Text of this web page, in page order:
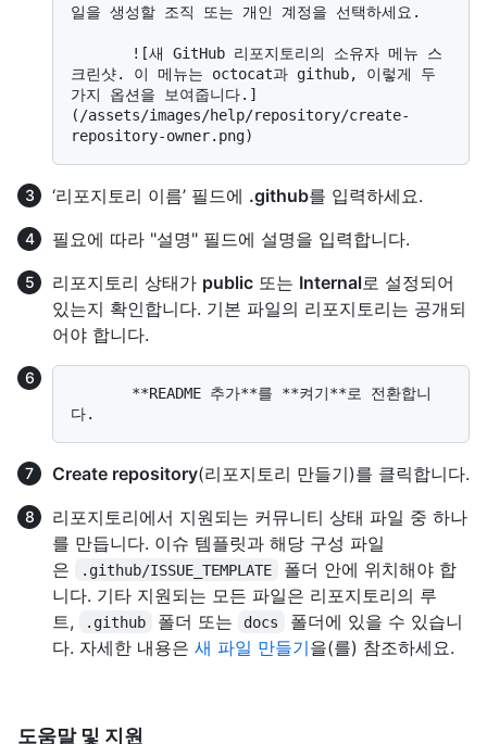
일을 생성할 조직 또는 개인 계정을 선택하세요.
크린샷. 이 메뉴는 octocat과 github, 이렇게 두
가지 옵션을 보여줍니다.]
(/assets/images/help/repository/create-
‘리포지토리 이름’ 필드에 .github를 입력하세요.
필요에 따라 "설명" 필드에 설명을 입력합니다.
리포지토리 상태가 public 또는 Internal로 설정되어
있는지 확인합니다. 기본 파일의 리포지토리는 공개되
어야 합니다.
Create repository(리포지토리 만들기)를 클릭합니다.
리포지토리에서 지원되는 커뮤니티 상태 파일 중 하나
를 만듭니다. 이슈 템플릿과 해당 구성 파일
은
.github/ISSUE_TEMPLATE
폴더 안에 위치해야 합
니다. 기타 지원되는 모든 파일은 리포지토리의 루
트,
.github 폴더 또는 docs
폴더에 있을 수 있습니
다. 자세한 내용은 새 파일 만들기을(를) 참조하세요.
도움말 및 지원